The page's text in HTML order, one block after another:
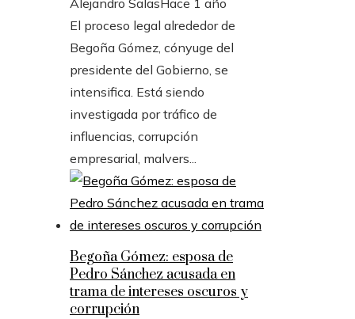
Alejandro Salas Hace 1 año
El proceso legal alrededor de
Begoña Gómez, cónyuge del
presidente del Gobierno, se
intensifica. Está siendo
investigada por tráfico de
influencias, corrupción
empresarial, malvers...
Begoña Gómez: esposa de
Pedro Sánchez acusada en
trama de intereses oscuros y
corrupción